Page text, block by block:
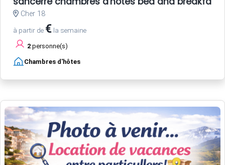
Cher 18
à partir de € la semaine
2 personne(s)
Chambres d'hôtes